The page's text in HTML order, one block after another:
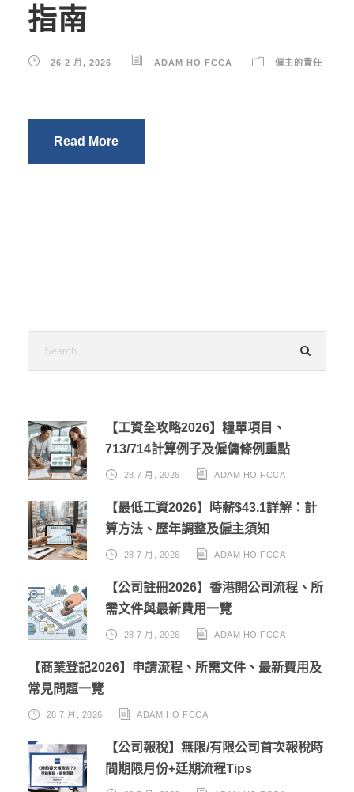
指南
26 2 月, 2026 ADAM HO FCCA 僱主的責任
Read More
【工資全攻略2026】糧單項目、
713/714計算例子及僱傭條例重點
28 7 月, 2026 ADAM HO FCCA
【最低工資2026】時薪$43.1詳解：計
算方法、歷年調整及僱主須知
28 7 月, 2026 ADAM HO FCCA
【公司註冊2026】香港開公司流程、所
需文件與最新費用一覽
28 7 月, 2026 ADAM HO FCCA
【商業登記2026】申請流程、所需文件、最新費用及
常見問題一覽
28 7 月, 2026 ADAM HO FCCA
【公司報稅】無限/有限公司首次報稅時
間期限月份+廷期流程Tips